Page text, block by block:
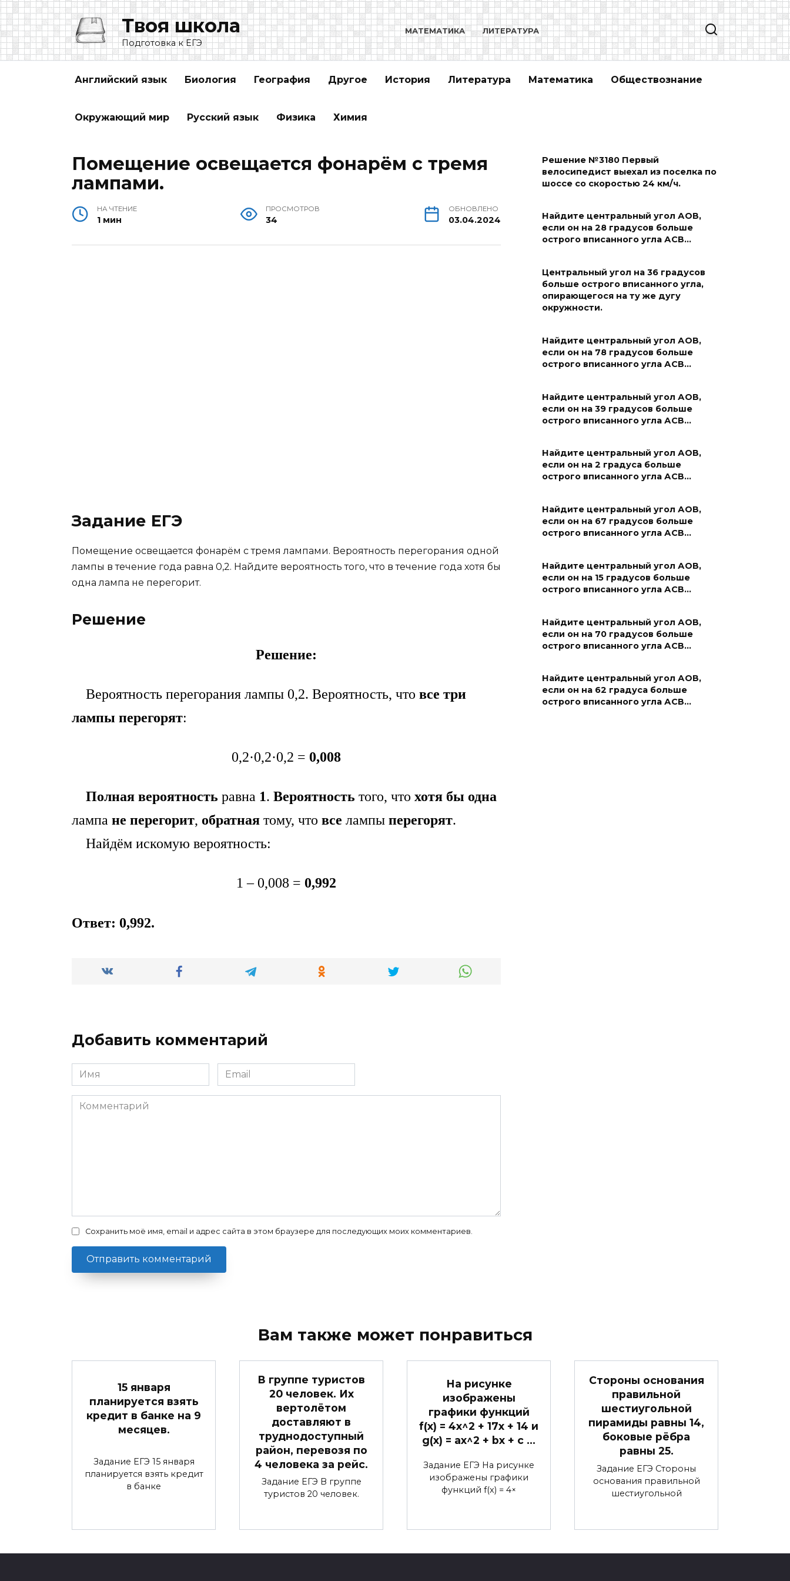
Перейти
к
содержанию
Твоя школа
Подготовка к ЕГЭ
МАТЕМАТИКА ЛИТЕРАТУРА
Английский язык Биология География Другое История Литература Математика Обществознание
Окружающий мир Русский язык Физика Химия
Помещение освещается фонарём с тремя
лампами.
НА ЧТЕНИЕ
1 мин
ПРОСМОТРОВ
34
ОБНОВЛЕНО
03.04.2024
Задание ЕГЭ
Помещение освещается фонарём с тремя лампами. Вероятность перегорания одной
лампы в течение года равна 0,2. Найдите вероятность того, что в течение года хотя бы
одна лампа не перегорит.
Решение
Решение:
Вероятность перегорания лампы 0,2. Вероятность, что все три
лампы перегорят:
0,2·0,2·0,2 = 0,008
Полная вероятность равна 1. Вероятность того, что хотя бы одна
лампа не перегорит, обратная тому, что все лампы перегорят.
Найдём искомую вероятность:
1 – 0,008 = 0,992
Ответ: 0,992.
Добавить комментарий
Имя
*
Email
*
Комментарий
Сохранить моё имя, email и адрес сайта в этом браузере для последующих моих комментариев.
Решение №3180 Первый
велосипедист выехал из поселка по
шоссе со скоростью 24 км/ч.
Найдите центральный угол АОВ,
если он на 28 градусов больше
острого вписанного угла АСВ…
Центральный угол на 36 градусов
больше острого вписанного угла,
опирающегося на ту же дугу
окружности.
Найдите центральный угол АОВ,
если он на 78 градусов больше
острого вписанного угла АСВ…
Найдите центральный угол АОВ,
если он на 39 градусов больше
острого вписанного угла АСВ…
Найдите центральный угол АОВ,
если он на 2 градуса больше
острого вписанного угла АСВ…
Найдите центральный угол АОВ,
если он на 67 градусов больше
острого вписанного угла АСВ…
Найдите центральный угол АОВ,
если он на 15 градусов больше
острого вписанного угла АСВ…
Найдите центральный угол АОВ,
если он на 70 градусов больше
острого вписанного угла АСВ…
Найдите центральный угол АОВ,
если он на 62 градуса больше
острого вписанного угла АСВ…
Вам также может понравиться
15 января
планируется взять
кредит в банке на 9
месяцев.
Задание ЕГЭ 15 января
планируется взять кредит
в банке
В группе туристов
20 человек. Их
вертолётом
доставляют в
труднодоступный
район, перевозя по
4 человека за рейс.
Задание ЕГЭ В группе
туристов 20 человек.
На рисунке
изображены
графики функций
f(x) = 4x^2 + 17x + 14 и
g(x) = ax^2 + bx + c …
Задание ЕГЭ На рисунке
изображены графики
функций f(x) = 4×
Стороны основания
правильной
шестиугольной
пирамиды равны 14,
боковые рёбра
равны 25.
Задание ЕГЭ Стороны
основания правильной
шестиугольной